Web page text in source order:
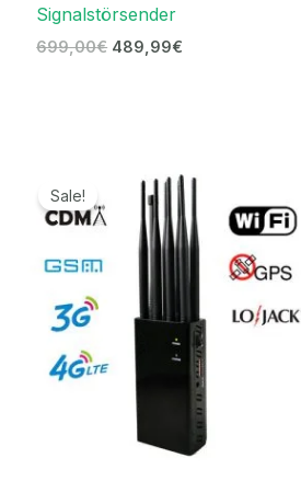
Signalstörsender
699,00€ 489,99€
Sale!
Preis
999,00€
Preis
ist:
489,99€.